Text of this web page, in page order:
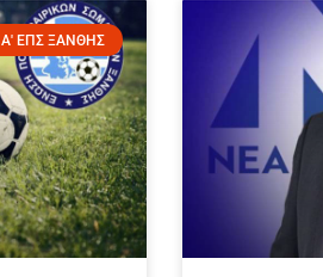
Α' ΕΠΣ ΞΑΝΘΗΣ